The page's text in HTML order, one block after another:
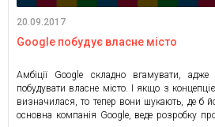
20.09.2017
Google побудує власне місто
Амбіції Google складно вгамувати, адже
побудувати власне місто. І якщо з
визначилася, то тепер вони шукають, де б
основна компанія Google, веде розробку